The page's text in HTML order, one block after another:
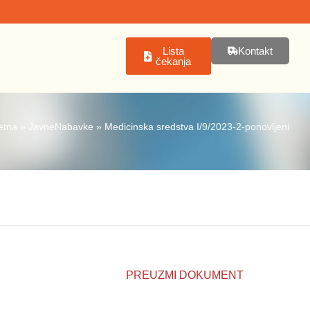
Lista
čekanja
Kontakt
» JavneNabavke » Medicinska sredstva I/9/2023-2-ponovljeni
PREUZMI DOKUMENT